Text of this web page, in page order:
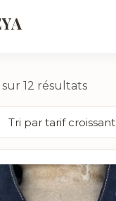
sur 12 résultatsTrié
par
prix